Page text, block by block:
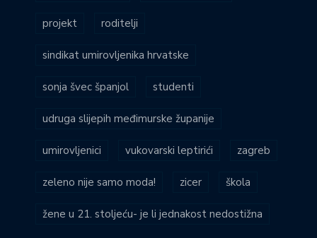
projekt roditelji
sindikat umirovljenika hrvatske
sonja švec španjol studenti
udruga slijepih međimurske županije
umirovljenici vukovarski leptirići zagreb
zeleno nije samo moda! zicer škola
žene u 21. stoljeću- je li jednakost nedostižna